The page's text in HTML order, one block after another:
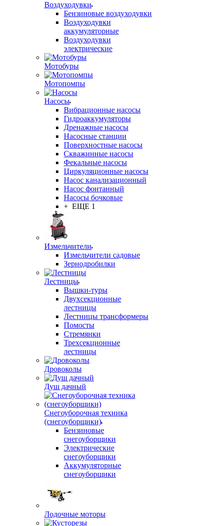
Воздуходувки
Бензиновые воздуходувки
Воздуходувки
аккумуляторные
Воздуходувки
электрические
Мотобуры
Мотопомпы
Насосы
Вибрационные насосы
Гидроаккумуляторы
Дренажные насосы
Насосные станции
Поверхностные насосы
Скважинные насосы
Фекальные насосы
Циркуляционные насосы
Насос канализационный
Насос фонтанный
Насосы бочковые
+ ЕЩЕ 1
Измельчители
Измельчители садовые
Зернодробилки
Лестницы
Вышки-туры
Двухсекционные
лестницы
Лестницы трансформеры
Помосты
Стремянки
Трехсекционные
лестницы
Дровоколы
Душ дачный
Снегоуборочная техника
(снегоуборщики)
Бензиновые
снегоуборщики
Электрические
снегоуборщики
Аккумуляторные
снегоуборщики
Лодочные моторы